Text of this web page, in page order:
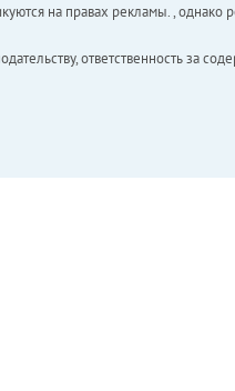
на правах рекламы. , однако
ответственность за